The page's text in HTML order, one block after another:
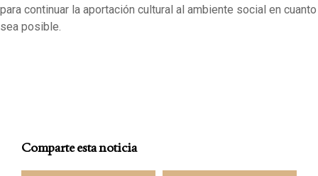
para continuar la aportación cultural al ambiente social en cuanto
sea posible.
Comparte esta noticia